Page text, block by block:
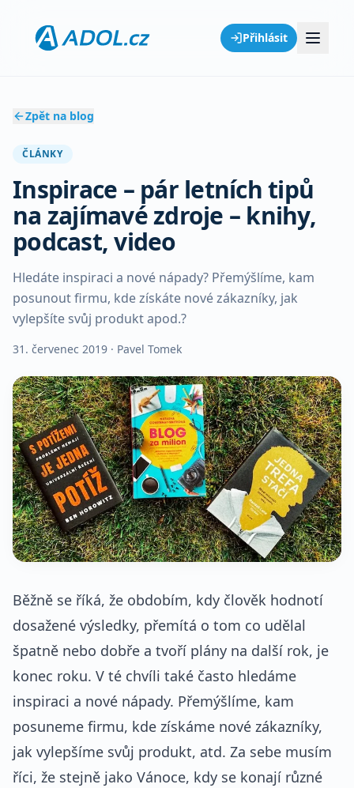
Přihlásit
Zpět na blog
ČLÁNKY
Inspirace – pár letních tipů
na zajímavé zdroje – knihy,
podcast, video
Hledáte inspiraci a nové nápady? Přemýšlíme, kam
posunout firmu, kde získáte nové zákazníky, jak
vylepšíte svůj produkt apod.?
31. červenec 2019 · Pavel Tomek
Běžně se říká, že obdobím, kdy člověk hodnotí
dosažené výsledky, přemítá o tom co udělal
špatně nebo dobře a tvoří plány na další rok, je
konec roku. V té chvíli také často hledáme
inspiraci a nové nápady. Přemýšlíme, kam
posuneme firmu, kde získáme nové zákazníky,
jak vylepšíme svůj produkt, atd. Za sebe musím
říci, že stejně jako Vánoce, kdy se konají různé